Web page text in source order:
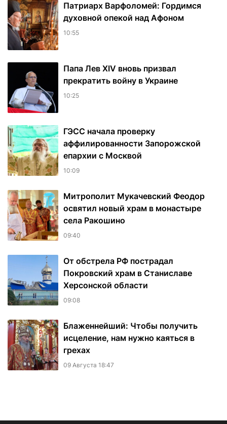
Патриарх Варфоломей: Гордимся
духовной опекой над Афоном
10:55
Папа Лев XIV вновь призвал
прекратить войну в Украине
10:25
ГЭСС начала проверку
аффилированности Запорожской
епархии с Москвой
10:09
Митрополит Мукачевский Феодор
освятил новый храм в монастыре
села Ракошино
09:40
От обстрела РФ пострадал
Покровский храм в Станиславе
Херсонской области
09:08
Блаженнейший: Чтобы получить
исцеление, нам нужно каяться в
грехах
09 Августа 18:47